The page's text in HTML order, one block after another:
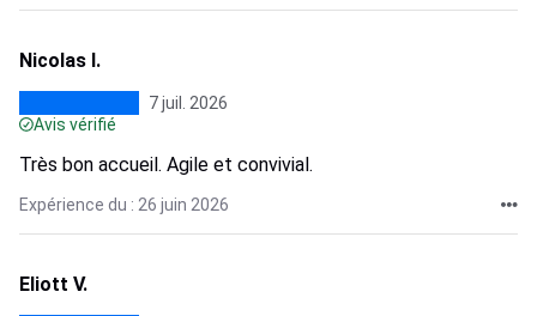
Nicolas I.
7 juil. 2026
Avis vérifié
Très bon accueil. Agile et convivial.
Expérience du : 26 juin 2026
Eliott V.